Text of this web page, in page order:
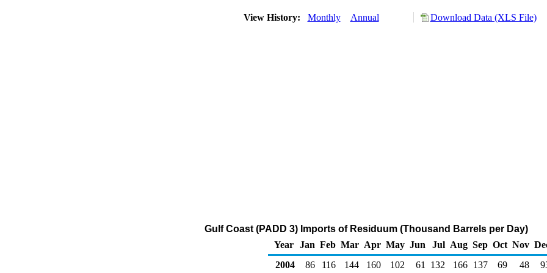
View History: Monthly Annual Download Data (XLS File)
Gulf Coast (PADD 3) Imports of Residuum (Thousand Barrels per Day)
Year Jan Feb Mar Apr May Jun Jul Aug Sep Oct Nov
2004
86 116 144 160 102 61 132 166 137 69 48